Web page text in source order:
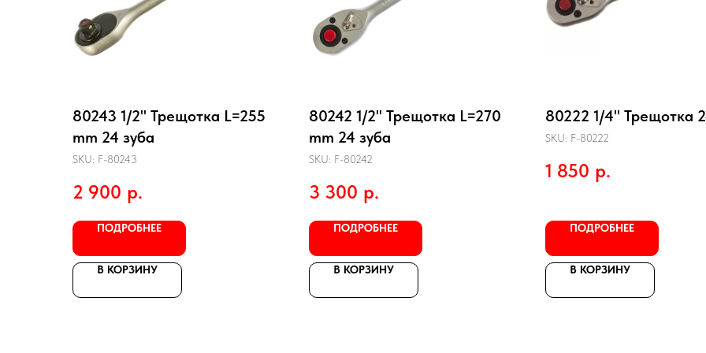
80243 1/2" Трещотка L=255
mm 24 зуба
SKU: F-80243
2 900 р.
ПОДРОБНЕЕ
В КОРЗИНУ
80242 1/2" Трещотка L=270
mm 24 зуба
SKU: F-80242
3 300 р.
ПОДРОБНЕЕ
В КОРЗИНУ
80222 1/4" Трещотка
SKU: F-80222
1 850 р.
ПОДРОБНЕЕ
В КОРЗИНУ